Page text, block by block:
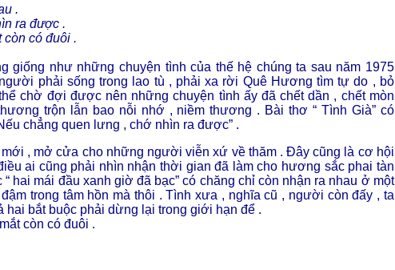
.
ra được .
còn có đuôi .
giống như những chuyện tình của thế hệ chúng ta sau năm 1975
phải sống trong lao tù , phải xa rời Quê Hương tìm tự do , bỏ
chờ đợi được nên những chuyện tình ấy đã chết dần , chết mòn
trộn lẫn bao nỗi nhớ , niềm thương . Bài thơ “ Tình Già” có
chẳng quen lưng , chớ nhìn ra được” .
, mở cửa cho những người viễn xứ về thăm . Đây cũng là cơ hội
ai cũng phải nhìn nhận thời gian đã làm cho hương sắc phai tàn
hai mái đầu xanh giờ đã bạc” có chăng chỉ còn nhận ra nhau ở một
trong tâm hồn mà thôi . Tình xưa , nghĩa cũ , người còn đấy , ta
bắt buộc phải dừng lại trong giới hạn để .
còn có đuôi .